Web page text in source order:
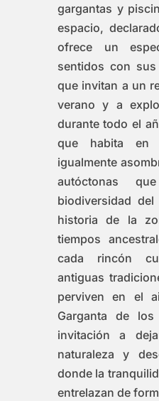
gargantas y
espacio,
ofrece un
sentidos con
que invitan a un
verano y a
durante todo el
que habita en
igualmente
autóctonas
biodiversidad
historia de la
tiempos
cada rincón
antiguas
perviven en el
Garganta de
invitación a
naturaleza y
donde la
entrelazan de